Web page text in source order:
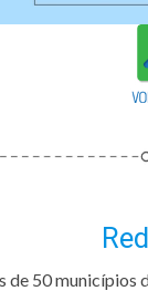
de 50 municípios